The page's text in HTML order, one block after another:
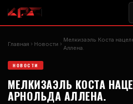
Главная Новости
Мелкизаэль Коста
Аллена.
НОВОСТИ
МЕЛКИЗАЭЛЬ КОСТА
АРНОЛЬДА АЛЛЕНА.